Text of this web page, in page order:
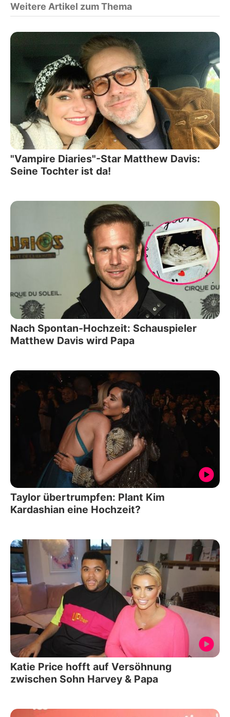
Weitere Artikel zum Thema
"Vampire Diaries"-Star Matthew Davis:
Seine Tochter ist da!
Nach Spontan-Hochzeit: Schauspieler
Matthew Davis wird Papa
Taylor übertrumpfen: Plant Kim
Kardashian eine Hochzeit?
Katie Price hofft auf Versöhnung
zwischen Sohn Harvey & Papa